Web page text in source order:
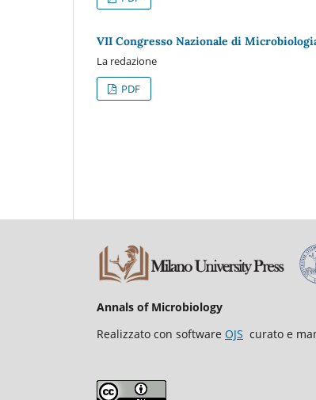
VII Congresso Nazionale di
La redazione
PDF
Annals of Microbiology
Realizzato con software OJS curato e